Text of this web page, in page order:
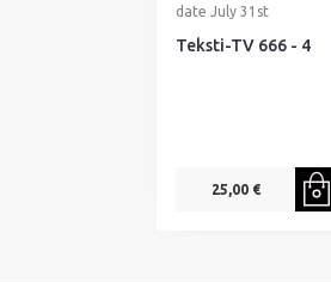
date July 31st
Teksti-TV 666 - 4
25,00 €